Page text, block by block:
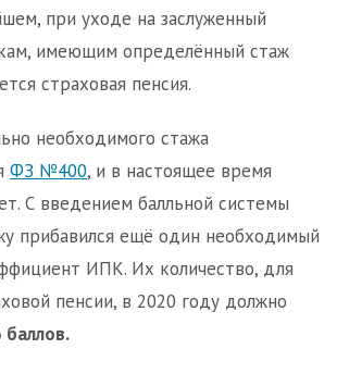
при уходе на заслуженный
имеющим определённый стаж
страховая пенсия.
необходимого стажа
ФЗ №400, и в настоящее время
С введением балльной системы
прибавился ещё один необходимый
ИПК. Их количество, для
пенсии, в 2020 году должно
баллов.